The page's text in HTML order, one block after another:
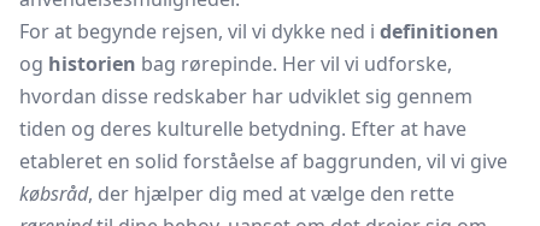
For at begynde rejsen, vil vi dykke ned i definitionen
og historien bag rørepinde. Her vil vi udforske,
hvordan disse redskaber har udviklet sig gennem
tiden og deres kulturelle betydning. Efter at have
etableret en solid forståelse af baggrunden, vil vi give
købsråd, der hjælper dig med at vælge den rette